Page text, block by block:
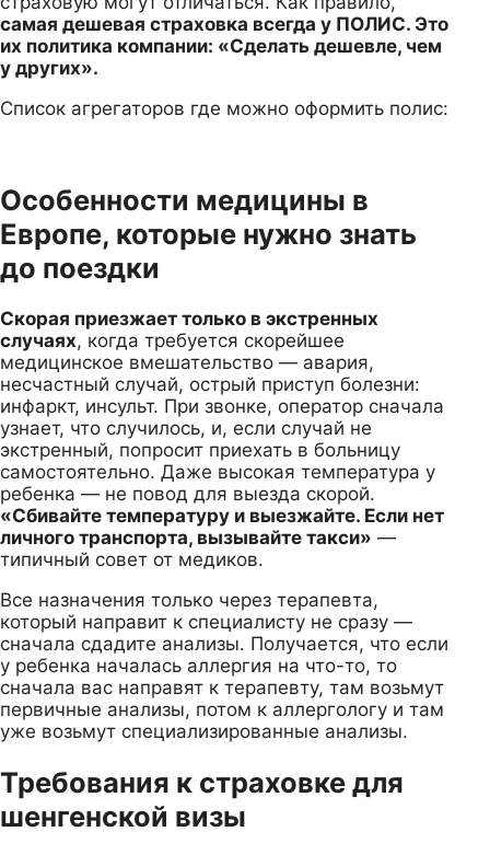
самая дешевая страховка всегда у ПОЛИС. Это
их политика компании: «Сделать дешевле, чем
у других».
Список агрегаторов где можно оформить полис:
Особенности медицины в
Европе, которые нужно знать
до поездки
Скорая приезжает только в экстренных
случаях, когда требуется скорейшее
медицинское вмешательство — авария,
несчастный случай, острый приступ болезни:
инфаркт, инсульт. При звонке, оператор сначала
узнает, что случилось, и, если случай не
экстренный, попросит приехать в больницу
самостоятельно. Даже высокая температура у
ребенка — не повод для выезда скорой.
«Сбивайте температуру и выезжайте. Если нет
личного транспорта, вызывайте такси» —
типичный совет от медиков.
Все назначения только через терапевта,
который направит к специалисту не сразу —
сначала сдадите анализы. Получается, что если
у ребенка началась аллергия на что-то, то
сначала вас направят к терапевту, там возьмут
первичные анализы, потом к аллергологу и там
уже возьмут специализированные анализы.
Требования к страховке для
шенгенской визы